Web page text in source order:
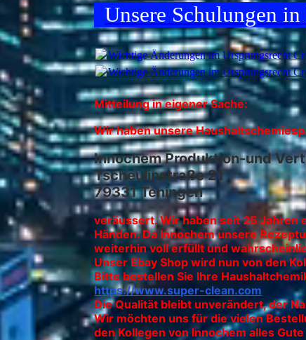
Unsere Schulungen
Wichtige Änderungen im Ursprungsrecht
Wichtige Änderungen im Ursprungsrecht
Mitteilung in eigener Sache:
Wir haben unsere
Innochem Produktion-und
Tscheulinstraße 21
79331 Teningen
veräussert. Wir haben seit 25 Jahren
Händen. Da Innochem unsere
weiterhin voll erfüllt und
Unser Ebay Shop wird nun von den
Bitte bestellen Sie Ihre
https://www.super-clean.com
Die Qualität bleibt unverändert, der
Wir möchten uns für die vielen
den Kollegen von Innochem alles